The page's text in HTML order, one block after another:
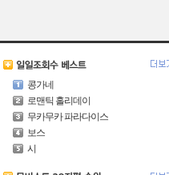
콩가네
로맨틱 홀리데이
무카무카 파라다이스
보스
시